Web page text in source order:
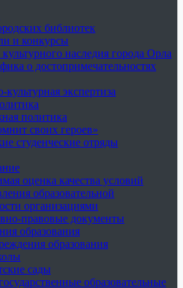
библиотек
и конкурсы
наследия города Орла
о достопримечательностях
культурная экспертиза
политика
своих героев»
студенческие отряды
оценка качества условий
образовательной
организациями
правовые документы
образования
образования
сады
образовательные